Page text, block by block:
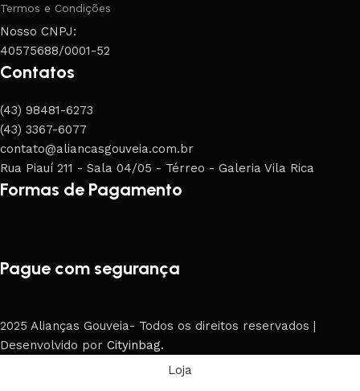
Termos e Condições
Nosso CNPJ:
40575688/0001-52
Contatos
(43) 98481-6273
(43) 3367-6077
contato@aliancasgouveia.com.br
Rua Piauí 211 - Sala 04/05 - Térreo - Galeria Vila Rica
Formas de Pagamento
Pague com segurança
2025 Alianças Gouveia- Todos os direitos reservados |
Desenvolvido por Cityinbag.
Loja